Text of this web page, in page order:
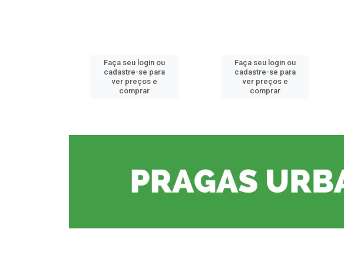
Faça seu login ou
cadastre-se para
ver preços e
comprar
Faça seu login ou
cadastre-se para
ver preços e
comprar